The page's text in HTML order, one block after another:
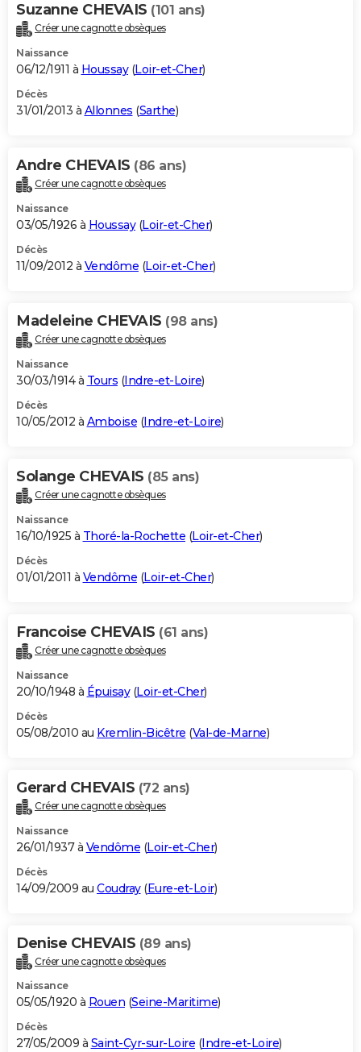
Suzanne CHEVAIS (101 ans)
Créer une cagnotte obsèques
Naissance
06/12/1911 à Houssay(Loir-et-Cher)
Décès
31/01/2013 à Allonnes (Sarthe)
Andre CHEVAIS (86 ans)
Créer une cagnotte obsèques
Naissance
03/05/1926 à Houssay(Loir-et-Cher)
Décès
11/09/2012 à Vendôme (Loir-et-Cher)
Madeleine CHEVAIS (98 ans)
Créer une cagnotte obsèques
Naissance
30/03/1914 à Tours (Indre-et-Loire)
Décès
10/05/2012 à Amboise (Indre-et-Loire)
Solange CHEVAIS (85 ans)
Créer une cagnotte obsèques
Naissance
16/10/1925 à Thoré-la-Rochette (Loir-et-Cher)
Décès
01/01/2011 à Vendôme (Loir-et-Cher)
Francoise CHEVAIS (61 ans)
Créer une cagnotte obsèques
Naissance
20/10/1948 à Épuisay(Loir-et-Cher)
Décès
05/08/2010 au Kremlin-Bicêtre (Val-de-Marne)
Gerard CHEVAIS (72 ans)
Créer une cagnotte obsèques
Naissance
26/01/1937 à Vendôme (Loir-et-Cher)
Décès
14/09/2009 au Coudray(Eure-et-Loir)
Denise CHEVAIS (89 ans)
Créer une cagnotte obsèques
Naissance
05/05/1920 à Rouen (Seine-Maritime)
Décès
27/05/2009 à Saint-Cyr-sur-Loire (Indre-et-Loire)